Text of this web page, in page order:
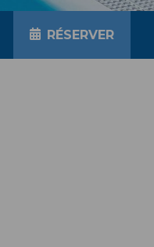
RÉSERVER